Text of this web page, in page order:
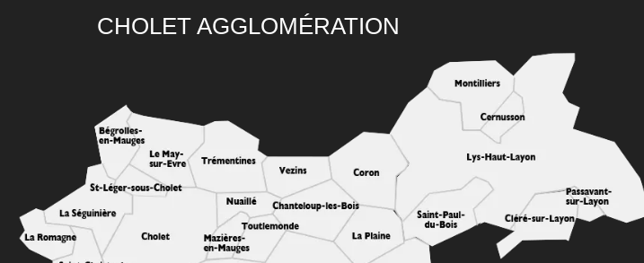
CHOLET AGGLOMÉRATION